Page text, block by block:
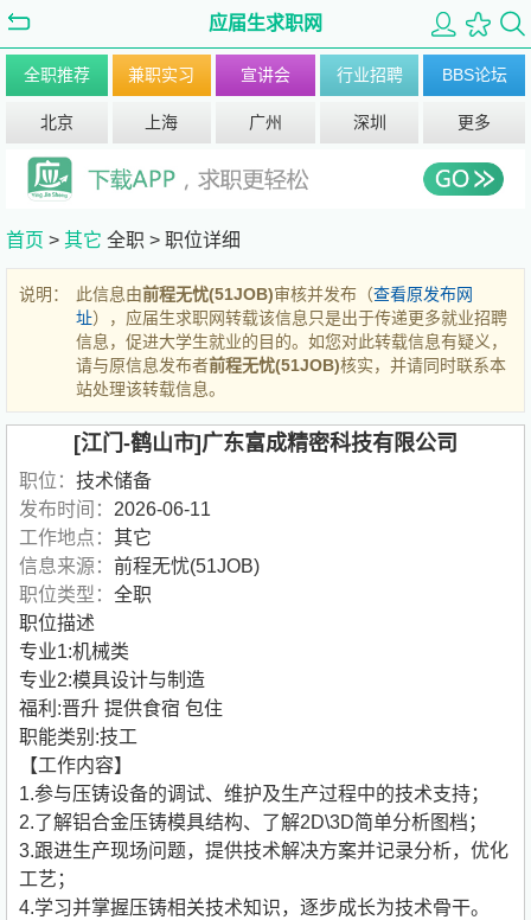
应届生求职网
全职推荐 兼职实习 宣讲会 行业招聘 BBS论坛
北京 上海 广州 深圳 更多
首页 > 其它 全职 > 职位详细
说明： 此信息由前程无忧(51JOB)审核并发布（查看原发布网
址），应届生求职网转载该信息只是出于传递更多就业招聘
信息，促进大学生就业的目的。如您对此转载信息有疑义，
请与原信息发布者前程无忧(51JOB)核实，并请同时联系本
站处理该转载信息。
[江门-鹤山市]广东富成精密科技有限公司
职位： 技术储备
发布时间： 2026-06-11
工作地点： 其它
信息来源： 前程无忧(51JOB)
职位类型： 全职
职位描述
专业1:机械类
专业2:模具设计与制造
福利:晋升 提供食宿 包住
职能类别:技工
【工作内容】
1.参与压铸设备的调试、维护及生产过程中的技术支持；
2.了解铝合金压铸模具结构、了解2D\3D简单分析图档；
3.跟进生产现场问题，提供技术解决方案并记录分析，优化
工艺；
4.学习并掌握压铸相关技术知识，逐步成长为技术骨干。